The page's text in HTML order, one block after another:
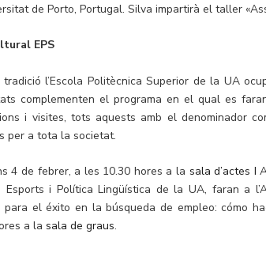
de Porto, Portugal. Silva impartirà el taller
EPS
tradició l’Escola Politècnica Superior de la UA
complementen el programa en el qual es
i visites, tots aquests amb el denominador
per a tota la societat.
4 de febrer, a les 10.30 hores a la sala d’actes I
Esports i Política Lingüística de la UA, faran a
para el éxito en la búsqueda de empleo: cómo
a lasala de graus.